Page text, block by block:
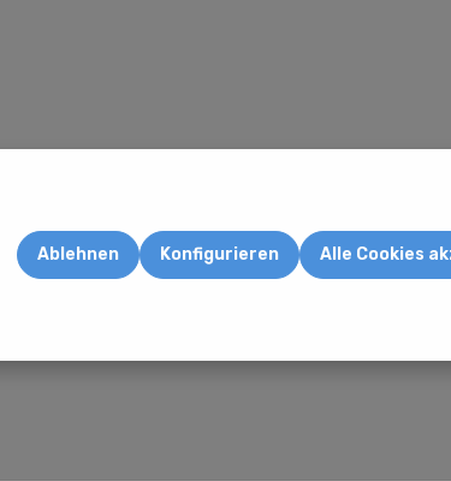
Ablehnen Konfigurieren Alle Cookies